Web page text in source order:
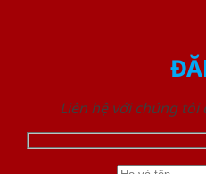
Liên hệ với chúng